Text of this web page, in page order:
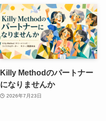
Killy Methodのパートナー
になりませんか
2026年7月23日